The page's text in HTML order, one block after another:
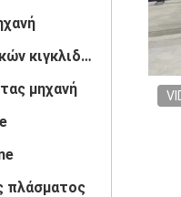
ρόλος προστατευτικών κιγκλιδωμάτων που διαμορφώνει τη μηχανή
μηχανή
πλάσματος